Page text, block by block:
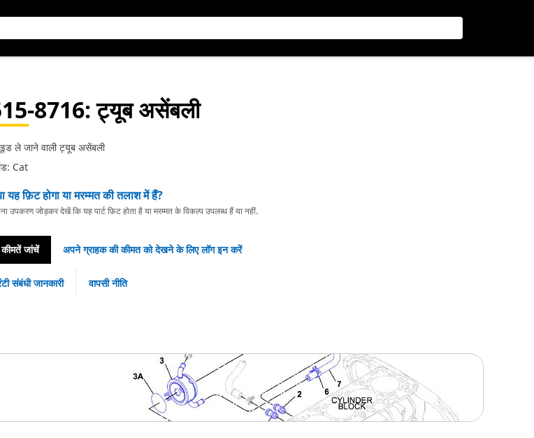
8716: ट्यूब असेंबली
ले जाने वाली ट्यूब असेंबली
Cat
यह फ़िट होगा या मरम्मत की तलाश में हैं?
उपकरण जोड़कर देखें कि यह पार्ट फ़िट होता है या मरम्मत के विकल्प उपलब्ध हैं या नहीं.
कीमतें जांचें अपने ग्राहक की कीमत को देखने के लिए लॉग इन करें
संबंधी जानकारी वापसी नीति